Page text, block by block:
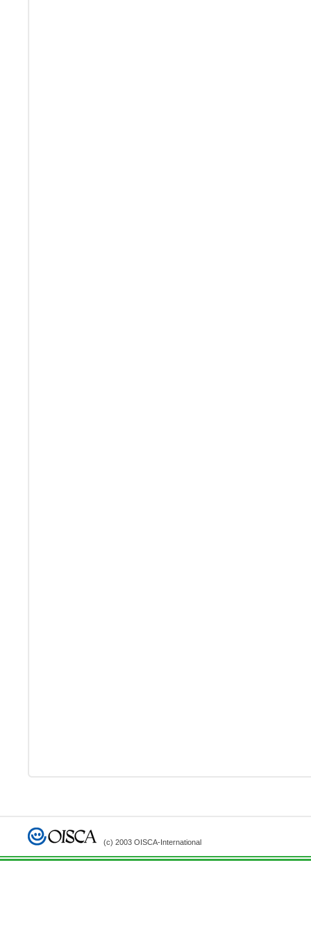
(c) 2003 OISCA-International